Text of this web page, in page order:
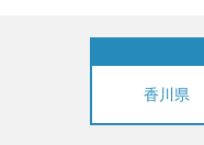
香川県